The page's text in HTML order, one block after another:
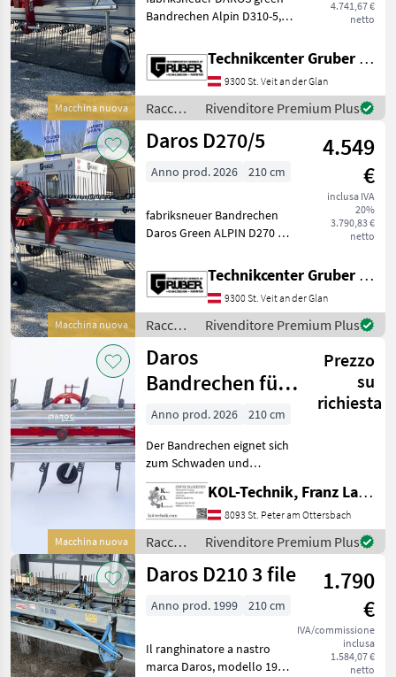
Morellato
Mostra
tutti
16
MODELLO
D270/5
MARKETPLACE
Marketplace
Offerte dei
rivenditori
Macchina nuova
4.741,67 €
netto
Bandrechen Alpin D310-5,
1000 links * Arbeitsbreite:
310 cm * Transportbreite:
Grünfutteraufnahmebreit
Technikcenter Gruber GmbH
9300 St. Veit an der Glan
Raccolta
mangimi
/ Daros
Rivenditore Premium Plus
Macchina nuova
Daros D270/5
4.549
€
inclusa IVA
20%
3.790,83 €
netto
Anno prod. 2026 210 cm
fabriksneuer Bandrechen
Daros Green ALPIN D270 5M
Schwadtuch *Arbeitsbreite:
270 cm * Transportbreite:
255 cm * Bodenaufnahme:
210 cm * Zink
Technikcenter Gruber GmbH
9300 St. Veit an der Glan
Raccolta
mangimi
/ Daros
Rivenditore Premium Plus
Macchina nuova
Daros
Bandrechen für
Berge
Prezzo
su
richiesta
Anno prod. 2026
210 cm
Der Bandrechen eignet sich
zum Schwaden und
Wenden von Heu und ist
speziell für unebenes sowie
steiles Gelände konzipiert.
Dank abgesenktem
Dreipunktsystem, ausziehb
KOL-Technik, Franz Lampl-Küssner
8093 St. Peter am Ottersbach
Raccolta
mangimi
/ Daros
Rivenditore Premium Plus
Daros D210 3 file
1.790
€
IVA/commissione
inclusa
1.584,07 €
netto
Anno prod. 1999 210 cm
Il ranghinatore a nastro
marca Daros, modello 1999,